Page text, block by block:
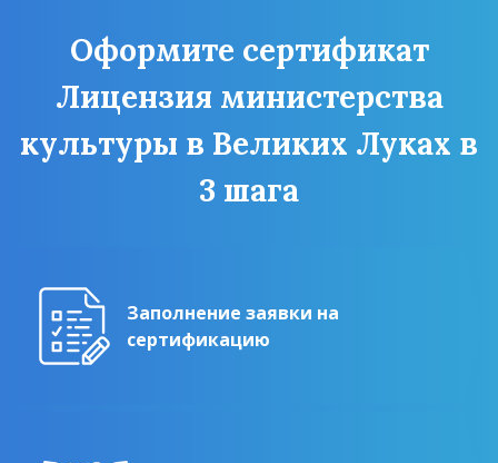
Оформите сертификат
Лицензия министерства
культуры в Великих Луках в
3 шага
Заполнение заявки на
сертификацию